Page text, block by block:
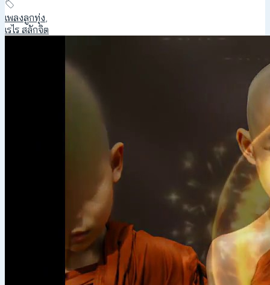
เพลงลูกทุ่ง,
เรไร สลักจิต